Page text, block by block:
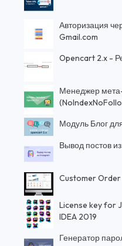
Авторизация
Gmail.com
Opencart 2.x -
Менеджер
Модуль Блог
Вывод постов
Customer
License key for
IDEA 2019
Генератор